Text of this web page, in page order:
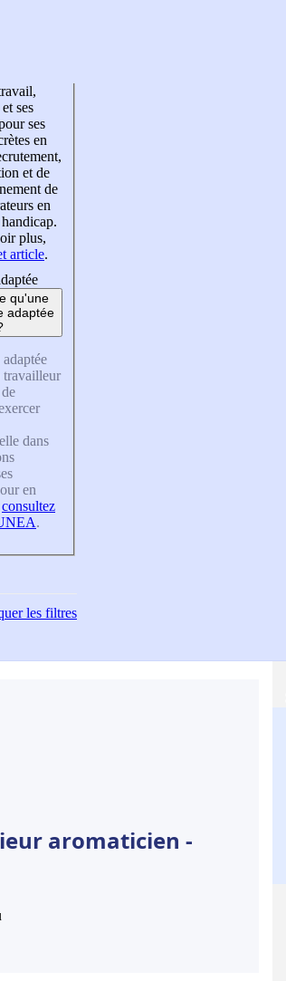
ses
ses
en
et de
de
en
plus,
article.
qu'une
adaptée
travailleur
dans
en
consultez
.
les filtres
aromaticien -